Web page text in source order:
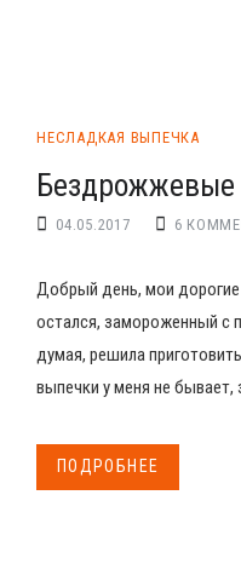
НЕСЛАДКАЯ ВЫПЕЧКА
Бездрожжевые
04.05.2017 6
Добрый день, мои дорогие
остался, замороженный с
думая, решила
выпечки у меня не бывает,
ПОДРОБНЕЕ